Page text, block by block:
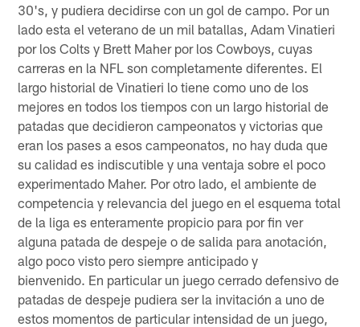
30's, y pudiera decidirse con un gol de campo. Por un
lado esta el veterano de un mil batallas, Adam Vinatieri
por los Colts y Brett Maher por los Cowboys, cuyas
carreras en la NFL son completamente diferentes. El
largo historial de Vinatieri lo tiene como uno de los
mejores en todos los tiempos con un largo historial de
patadas que decidieron campeonatos y victorias que
eran los pases a esos campeonatos, no hay duda que
su calidad es indiscutible y una ventaja sobre el poco
experimentado Maher. Por otro lado, el ambiente de
competencia y relevancia del juego en el esquema total
de la liga es enteramente propicio para por fin ver
alguna patada de despeje o de salida para anotación,
algo poco visto pero siempre anticipado y
bienvenido. En particular un juego cerrado defensivo de
patadas de despeje pudiera ser la invitación a uno de
estos momentos de particular intensidad de un juego,